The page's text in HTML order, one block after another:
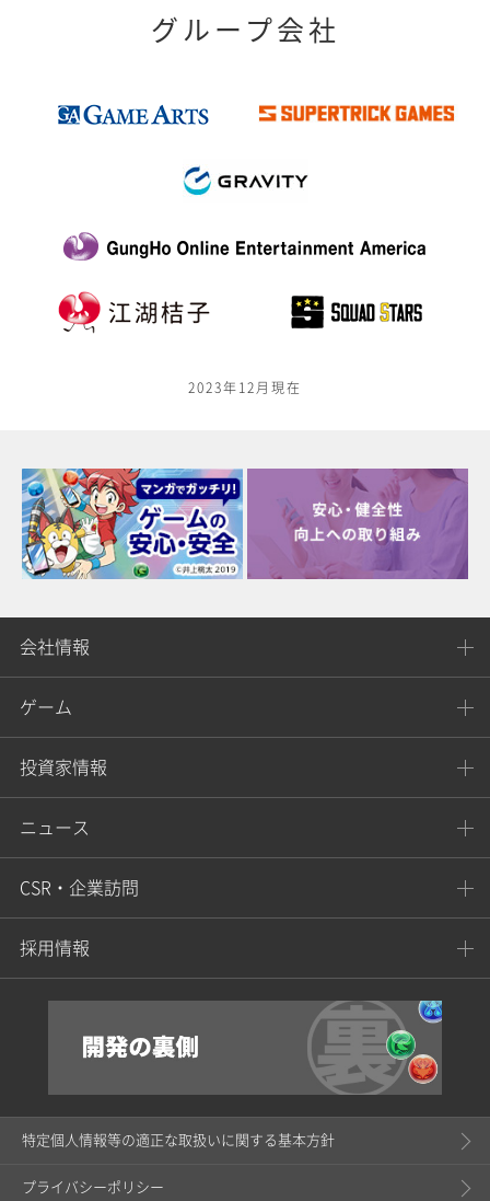
グループ会社
2023年12月現在
会社情報
ゲーム
投資家情報
ニュース
CSR・企業訪問
採用情報
特定個人情報等の適正な取扱いに関する基本方針
プライバシーポリシー